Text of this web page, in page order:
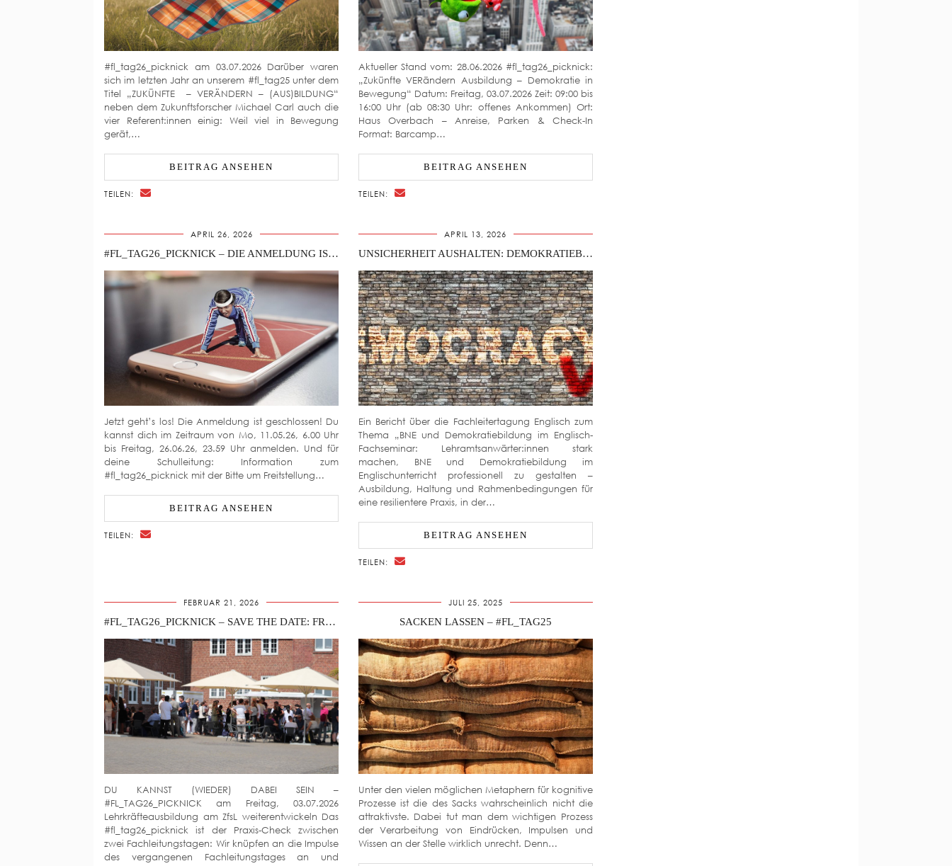
#fl_tag26_picknick am 03.07.2026 Darüber waren
sich im letzten Jahr an unserem #fl_tag25 unter dem
Titel „ZUKÜNFTE – VERÄNDERN – (AUS)BILDUNG“
neben dem Zukunftsforscher Michael Carl auch die
vier Referent:innen einig: Weil viel in Bewegung
gerät,…
BEITRAG ANSEHEN
TEILEN:
Aktueller Stand vom: 28.06.2026 #fl_tag26_picknick:
„Zukünfte VERändern Ausbildung – Demokratie in
Bewegung“ Datum: Freitag, 03.07.2026 Zeit: 09:00 bis
16:00 Uhr (ab 08:30 Uhr: offenes Ankommen) Ort:
Haus Overbach – Anreise, Parken & Check-In
Format: Barcamp…
BEITRAG ANSEHEN
TEILEN:
APRIL 26, 2026
#FL_TAG26_PICKNICK – DIE ANMELDUNG IST GESCHLOSSEN.
Jetzt geht’s los! Die Anmeldung ist geschlossen! Du
kannst dich im Zeitraum von Mo, 11.05.26, 6.00 Uhr
bis Freitag, 26.06.26, 23.59 Uhr anmelden. Und für
deine Schulleitung: Information zum
#fl_tag26_picknick mit der Bitte um Freitstellung…
BEITRAG ANSEHEN
TEILEN:
APRIL 13, 2026
UNSICHERHEIT AUSHALTEN: DEMOKRATIEBILDUNG UND BNE IN DER ENGLISCHLEHRKRÄFTEAUSBILDUNG
Ein Bericht über die Fachleitertagung Englisch zum
Thema „BNE und Demokratiebildung im Englisch-
Fachseminar: Lehramtsanwärter:innen stark
machen, BNE und Demokratiebildung im
Englischunterricht professionell zu gestalten –
Ausbildung, Haltung und Rahmenbedingungen für
eine resilientere Praxis, in der…
BEITRAG ANSEHEN
TEILEN:
FEBRUAR 21, 2026
#FL_TAG26_PICKNICK – SAVE THE DATE: FREITAG, 03.07.2026
DU KANNST (WIEDER) DABEI SEIN –
#FL_TAG26_PICKNICK am Freitag, 03.07.2026
Lehrkräfteausbildung am ZfsL weiterentwickeln Das
#fl_tag26_picknick ist der Praxis-Check zwischen
zwei Fachleitungstagen: Wir knüpfen an die Impulse
des vergangenen Fachleitungstages an und
JULI 25, 2025
SACKEN LASSEN – #FL_TAG25
Unter den vielen möglichen Metaphern für kognitive
Prozesse ist die des Sacks wahrscheinlich nicht die
attraktivste. Dabei tut man dem wichtigen Prozess
der Verarbeitung von Eindrücken, Impulsen und
Wissen an der Stelle wirklich unrecht. Denn…